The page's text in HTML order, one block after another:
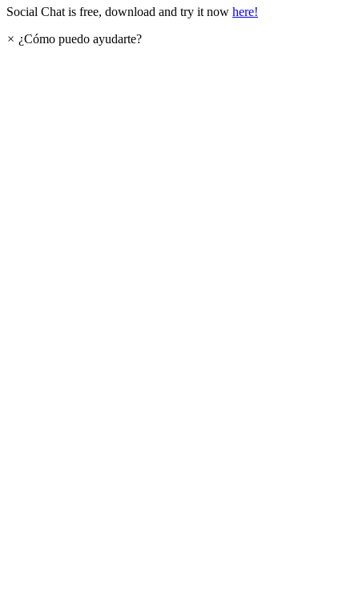
Social Chat is free, download and try it now here!
× ¿Cómo puedo ayudarte?